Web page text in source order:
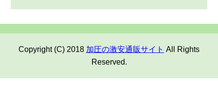
Copyright (C) 2018 加圧の激安通販サイト All Rights
Reserved.